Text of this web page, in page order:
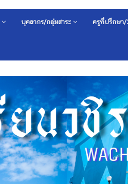
บุคลากร/กลุ่มสาระ ครูที่ปรึกษา